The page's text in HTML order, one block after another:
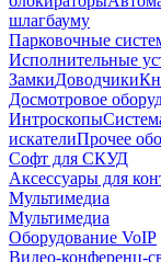
шлагбауму
Парковочные
Исполнительные
ЗамкиДоводчики
Досмотровое
Интроскопы
искателиПрочее
Софт для СКУД
Аксессуары для
Мультимедиа
Мультимедиа
Оборудование VoIP
Видео-конференц-